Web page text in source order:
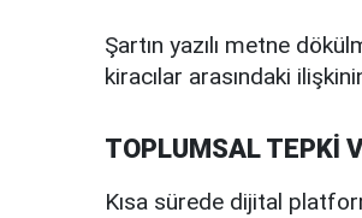
Şartın yazılı metne
kiracılar arasındaki
TOPLUMSAL TEPKİ
Kısa sürede dijital